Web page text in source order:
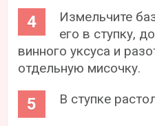
Измельчите
его в ступку,
винного уксуса и
отдельную мисочку.
В ступке